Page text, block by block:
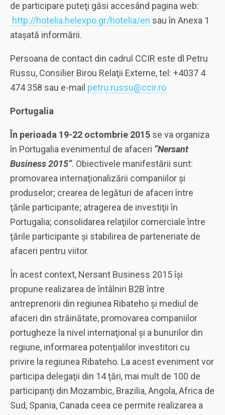
de participare puteţi găsi accesând pagina web:
http://hotelia.helexpo.gr/hotelia/en sau în Anexa 1
ataşată informării.
Persoana de contact din cadrul CCIR este dl Petru
Russu, Consilier Birou Relaţii Externe, tel: +4037 4
474 358 sau e-mail petru.russu@ccir.ro
Portugalia
În perioada 19-22 octombrie 2015 se va organiza
în Portugalia evenimentul de afaceri “Nersant
Business 2015”. Obiectivele manifestării sunt:
promovarea internaţionalizării companiilor şi
produselor; crearea de legături de afaceri între
ţările participante; atragerea de investiţii în
Portugalia; consolidarea relaţiilor comerciale între
ţările participante şi stabilirea de parteneriate de
afaceri pentru viitor.
În acest context, Nersant Business 2015 îşi
propune realizarea de întâlniri B2B între
antreprenorii din regiunea Ribateho şi mediul de
afaceri din străinătate, promovarea companiilor
portugheze la nivel internaţional şi a bunurilor din
regiune, informarea potenţialilor investitori cu
privire la regiunea Ribateho. La acest eveniment vor
participa delegaţii din 14 ţări, mai mult de 100 de
participanţi din Mozambic, Brazilia, Angola, Africa de
Sud, Spania, Canada ceea ce permite realizarea a